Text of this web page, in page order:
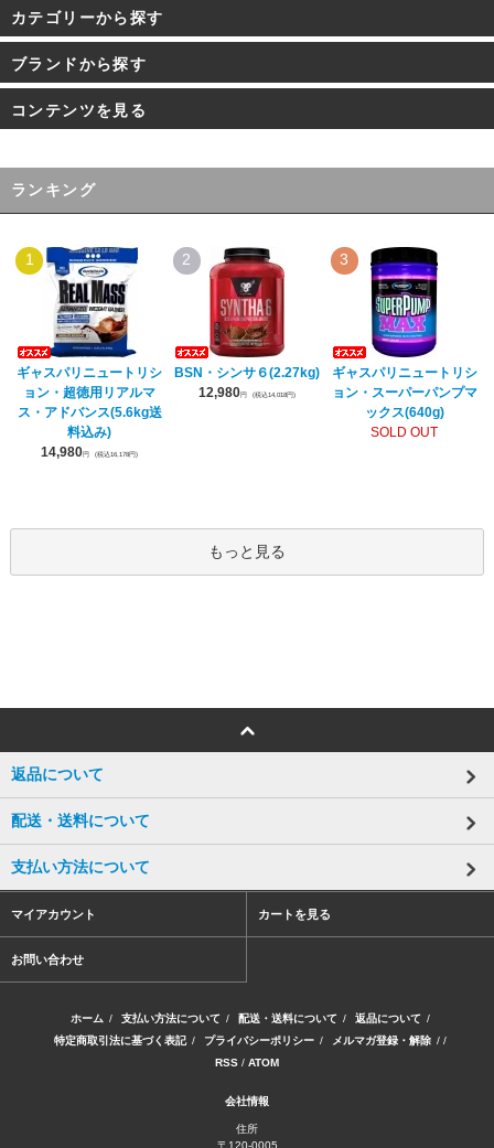
カテゴリーから探す
ブランドから探す
コンテンツを見る
ランキング
1
ギャスパリニュートリシ
ョン・超徳用リアルマ
ス・アドバンス(5.6kg送
料込み)
14,980円 (税込16,178円)
2
BSN・シンサ６(2.27kg)
12,980円 (税込14,018円)
3
ギャスパリニュートリシ
ョン・スーパーパンプマ
ックス(640g)
SOLD OUT
もっと見る
返品について
配送・送料について
支払い方法について
マイアカウント カートを見る
お問い合わせ
ホーム / 支払い方法について / 配送・送料について / 返品について /
特定商取引法に基づく表記 / プライバシーポリシー / メルマガ登録・解除 / /
RSS / ATOM
会社情報
住所
〒120-0005